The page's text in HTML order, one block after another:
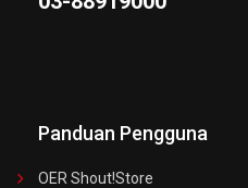
Panduan Pengguna
OER Shout!store